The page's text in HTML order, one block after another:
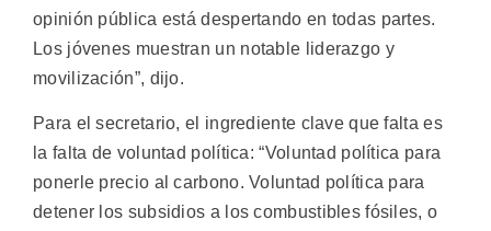
opinión pública está despertando en todas partes.
Los jóvenes muestran un notable liderazgo y
movilización”, dijo.
Para el secretario, el ingrediente clave que falta es
la falta de voluntad política: “Voluntad política para
ponerle precio al carbono. Voluntad política para
detener los subsidios a los combustibles fósiles, o